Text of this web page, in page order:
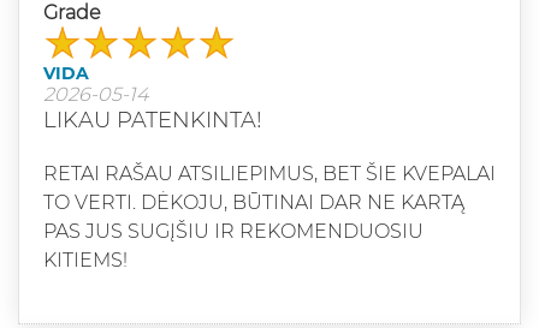
Grade
VIDA
2026-05-14
LIKAU PATENKINTA!
RETAI RAŠAU ATSILIEPIMUS, BET ŠIE KVEPALAI
TO VERTI. DĖKOJU, BŪTINAI DAR NE KARTĄ
PAS JUS SUGĮŠIU IR REKOMENDUOSIU
KITIEMS!